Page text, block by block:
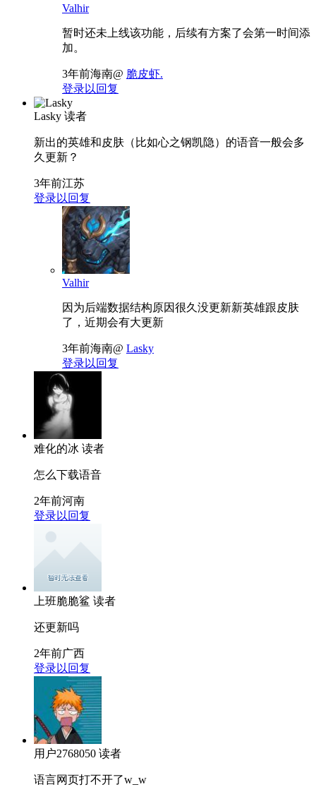
Valhir
暂时还未上线该功能，后续有方案了会第一时间添
加。
3年前海南@ 脆皮虾.
登录以回复
Lasky 读者
新出的英雄和皮肤（比如心之钢凯隐）的语音一般会多
久更新？
3年前江苏
登录以回复
Valhir
因为后端数据结构原因很久没更新新英雄跟皮肤
了，近期会有大更新
3年前海南@ Lasky
登录以回复
难化的冰 读者
怎么下载语音
2年前河南
登录以回复
上班脆脆鲨 读者
还更新吗
2年前广西
登录以回复
用户2768050 读者
语言网页打不开了w_w